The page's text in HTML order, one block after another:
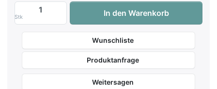
Stk
Yamaha B1-C3 Klavierbank Helle Kirsche
In den Warenkorb
Wunschliste
Produktanfrage
Weitersagen